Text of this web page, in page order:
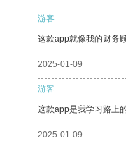
游客
这款app就像我的财务
2025-01-09
游客
这款app是我学习路上
2025-01-09